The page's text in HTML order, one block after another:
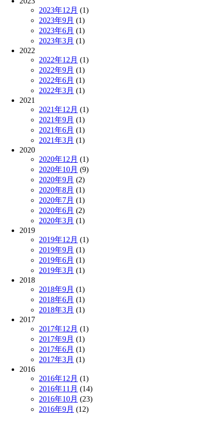
2023年12月 (1)
2023年9月 (1)
2023年6月 (1)
2023年3月 (1)
2022
2022年12月 (1)
2022年9月 (1)
2022年6月 (1)
2022年3月 (1)
2021
2021年12月 (1)
2021年9月 (1)
2021年6月 (1)
2021年3月 (1)
2020
2020年12月 (1)
2020年10月 (9)
2020年9月 (2)
2020年8月 (1)
2020年7月 (1)
2020年6月 (2)
2020年3月 (1)
2019
2019年12月 (1)
2019年9月 (1)
2019年6月 (1)
2019年3月 (1)
2018
2018年9月 (1)
2018年6月 (1)
2018年3月 (1)
2017
2017年12月 (1)
2017年9月 (1)
2017年6月 (1)
2017年3月 (1)
2016
2016年12月 (1)
2016年11月 (14)
2016年10月 (23)
2016年9月 (12)